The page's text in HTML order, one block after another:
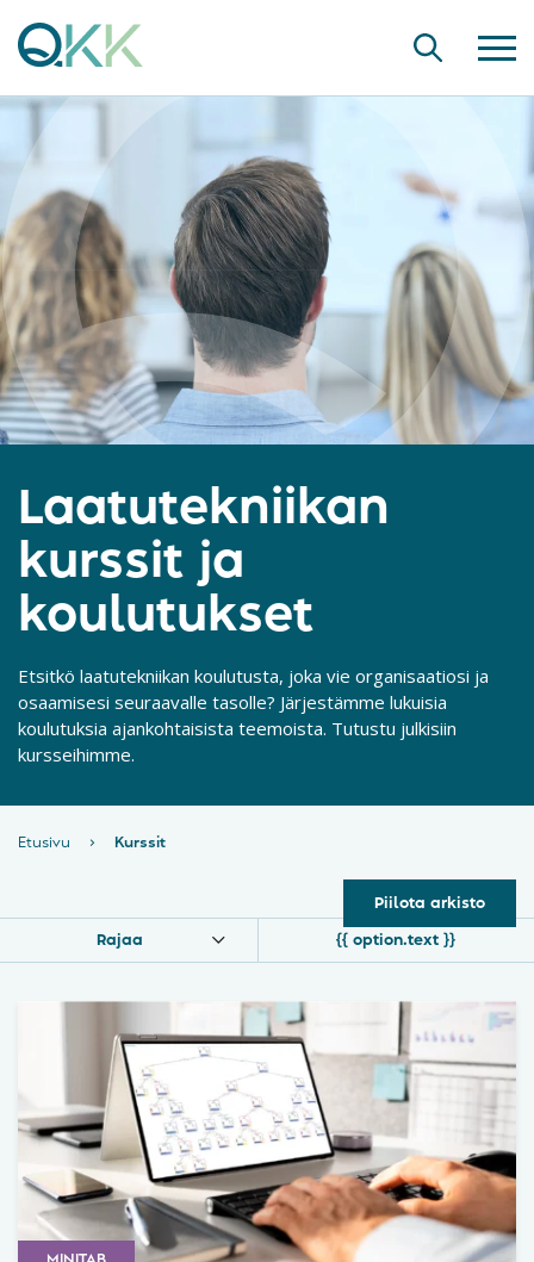
Laatutekniikan
kurssit ja
koulutukset
Etsitkö laatutekniikan koulutusta, joka vie organisaatiosi ja
osaamisesi seuraavalle tasolle? Järjestämme lukuisia
koulutuksia ajankohtaisista teemoista. Tutustu julkisiin
kursseihimme.
Etusivu › Kurssit
Rajaa {{ option.text }}
Piilota arkisto